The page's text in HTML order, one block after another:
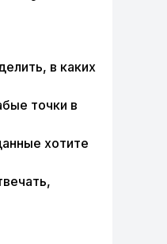
в каких
точки в
хотите